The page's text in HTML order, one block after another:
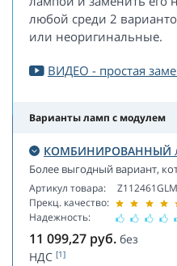
любой среди 2
или неоригинальные.
ВИДЕО - простая
Варианты ламп с модулем
КОМБИНИРОВАННЫЙ
Более выгодный вариант,
Артикул товара:
Прекц. качество:
Надежность:
Z112461GLM
11 099,27 руб. без
НДС [1]